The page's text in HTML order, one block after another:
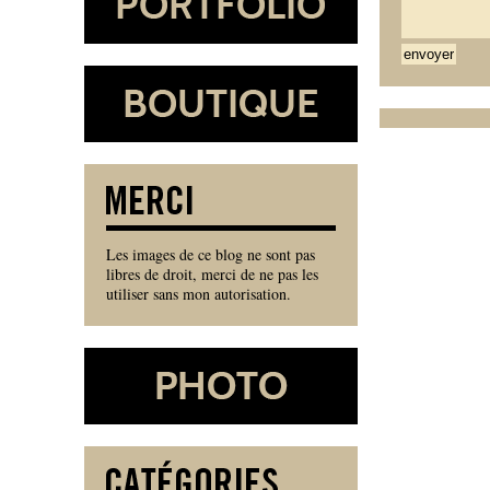
Les images de ce blog ne sont pas
libres de droit, merci de ne pas les
utiliser sans mon autorisation.